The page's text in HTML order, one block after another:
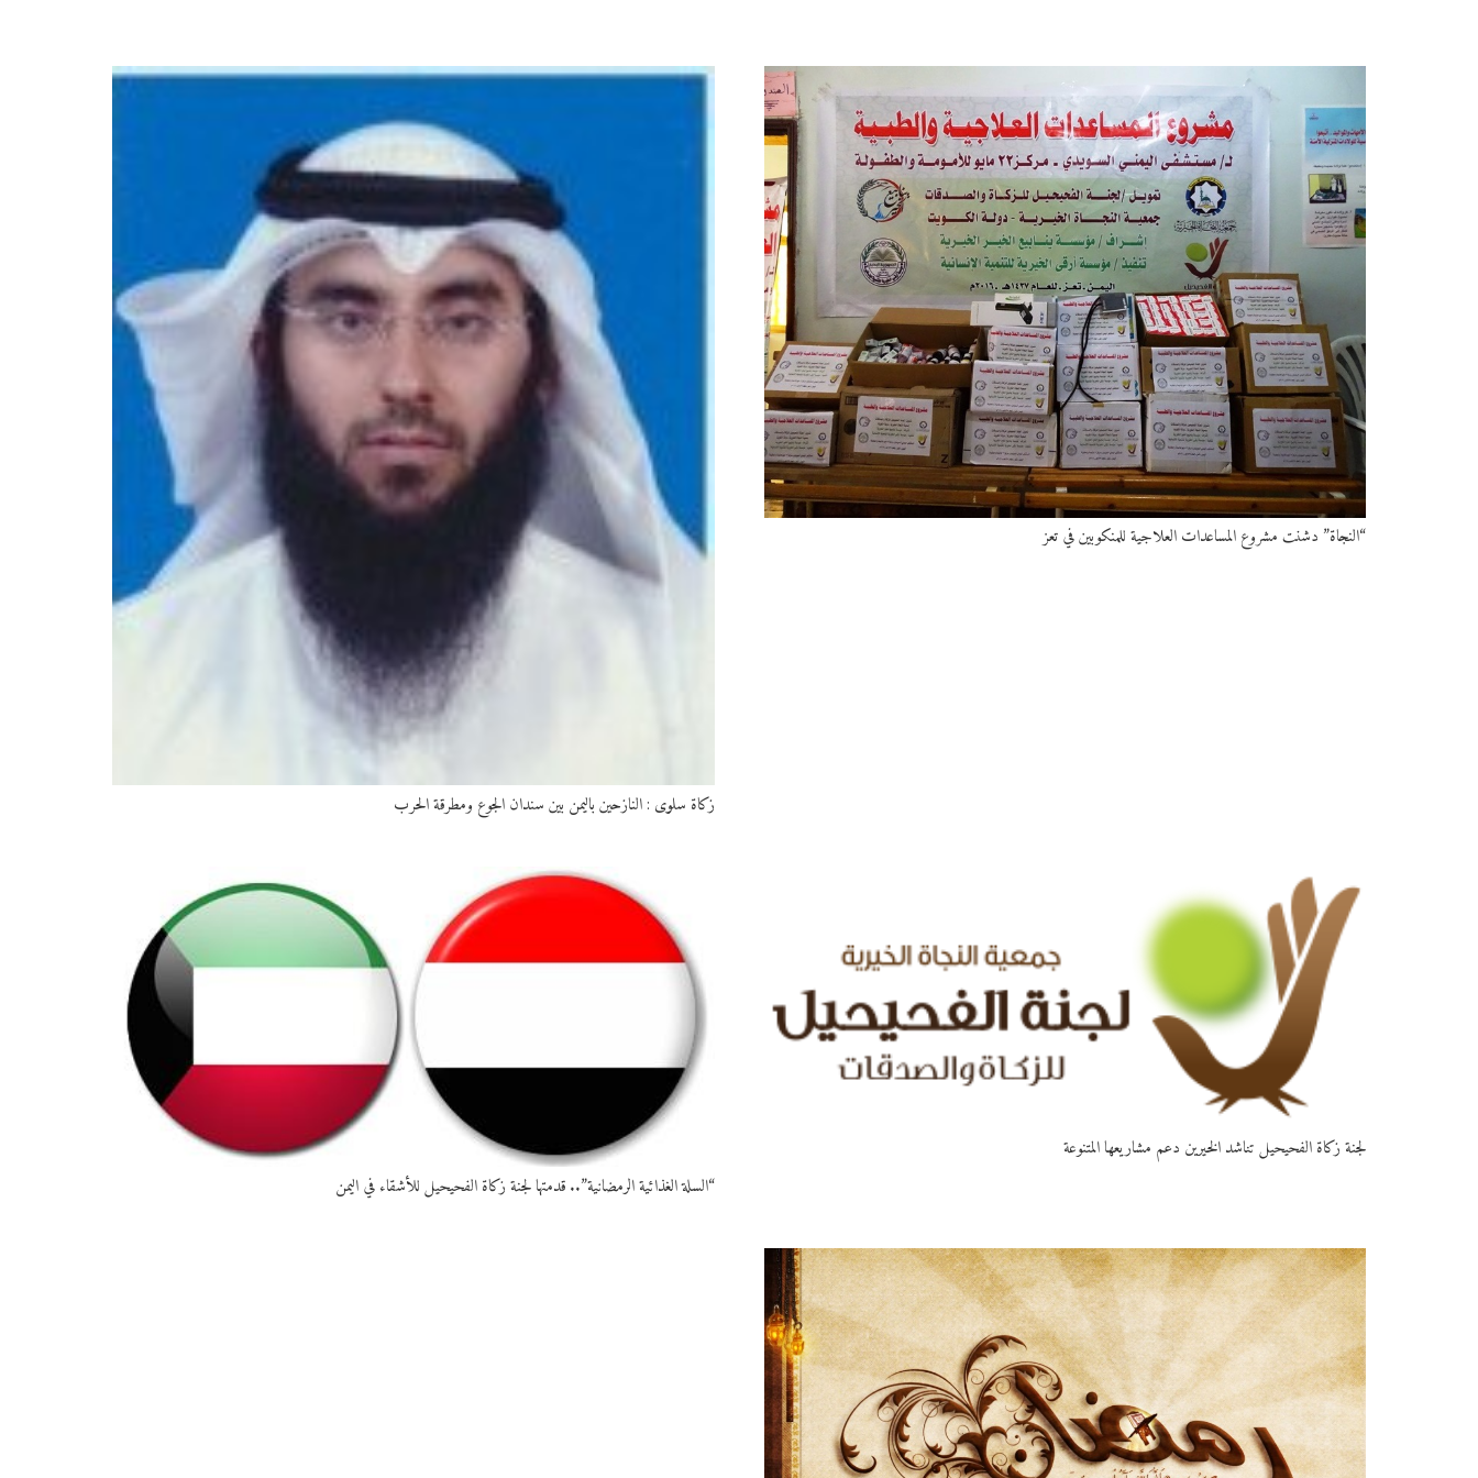
“النجاة” دشنت مشروع المساعدات العلاجية للمنكوبين في تعز
زكاة سلوى : النازحين باليمن بين سندان الجوع ومطرقة الحرب
لجنة زكاة الفحيحيل تناشد الخيرين دعم مشاريعها المتنوعة
“السلة الغذائية الرمضانية”.. قدمتها لجنة زكاة الفحيحيل للأشقاء في اليمن